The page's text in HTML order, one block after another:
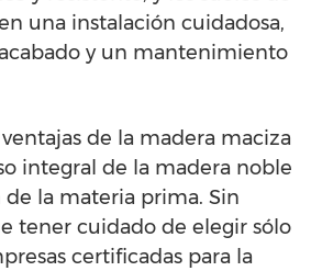
una instalación cuidadosa,
y un mantenimiento
de la madera maciza
integral de la madera noble
la materia prima. Sin
tener cuidado de elegir sólo
certificadas para la